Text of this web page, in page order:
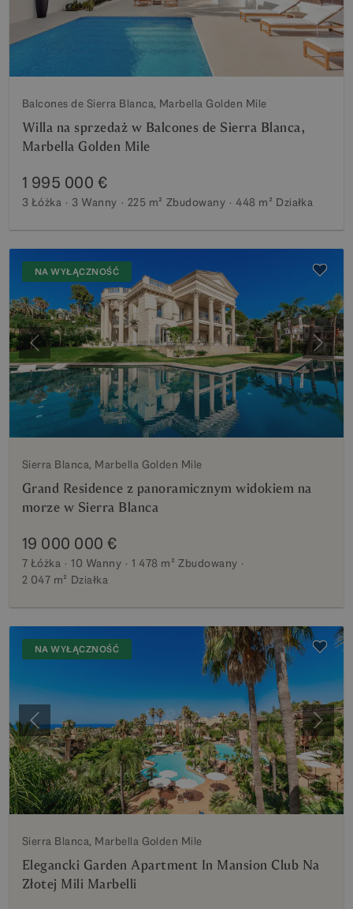
Balcones de Sierra Blanca, Marbella Golden Mile
Willa na sprzedaż w Balcones de Sierra Blanca,
Marbella Golden Mile
1 995 000 €
3 Łóżka 3 Wanny 225 m² Zbudowany 448 m² Działka
NA WYŁĄCZNOŚĆ
Poprzedni
Sierra Blanca, Marbella Golden Mile
Grand Residence z panoramicznym widokiem na
morze w Sierra Blanca
19 000 000 €
7 Łóżka 10 Wanny 1 478 m² Zbudowany
2 047 m² Działka
NA WYŁĄCZNOŚĆ
Poprzedni
Sierra Blanca, Marbella Golden Mile
Elegancki Garden Apartment In Mansion Club Na
Złotej Mili Marbelli